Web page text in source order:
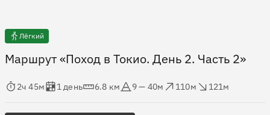
Лёгкий
Маршрут «Поход в Токио. День 2. Часть 2»
в пути
2ч 45м
Оценка в днях
1 день
Дистанция
6.8 км
Абсолютная высота
9 — 40м
Набор высоты
110м
Сброс высоты
121м